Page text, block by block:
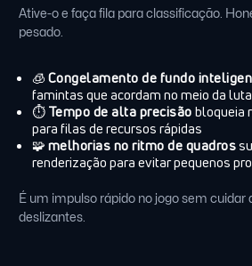
Ative-o e faça fila para classificação.
pesado.
🧊Congelamento de fundo
famintas que acordam no meio da luta
⏱️Tempo de alta precisãobloqueia
para filas de recursos rápidas
🧩melhorias no ritmo de quadros
renderização para evitar pequenos
É um impulso rápido no jogo sem cuidar
deslizantes.